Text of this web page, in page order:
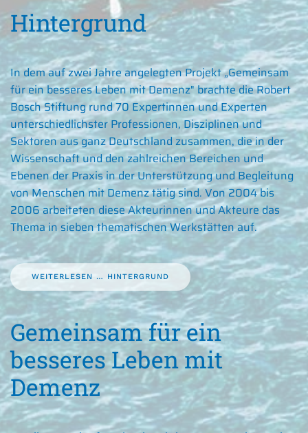
Hintergrund
In dem auf zwei Jahre angelegten Projekt „Gemeinsam
für ein besseres Leben mit Demenz" brachte die Robert
Bosch Stiftung rund 70 Expertinnen und Experten
unterschiedlichster Professionen, Disziplinen und
Sektoren aus ganz Deutschland zusammen, die in der
Wissenschaft und den zahlreichen Bereichen und
Ebenen der Praxis in der Unterstützung und Begleitung
von Menschen mit Demenz tätig sind. Von 2004 bis
2006 arbeiteten diese Akteurinnen und Akteure das
Thema in sieben thematischen Werkstätten auf.
WEITERLESEN … HINTERGRUND
Gemeinsam für ein
besseres Leben mit
Demenz